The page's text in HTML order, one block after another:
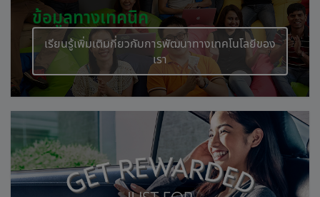
ข้อมูลทางเทคนิค
เรียนรู้เพิ่มเติมกี่ยวกับการพัฒนาทางเทคโนโลยีของ
เรา